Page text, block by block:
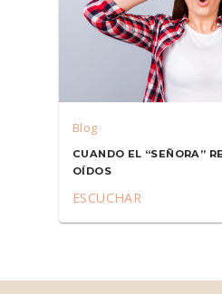
Blog
CUANDO EL “SEÑORA”
OÍDOS
ESCUCHAR